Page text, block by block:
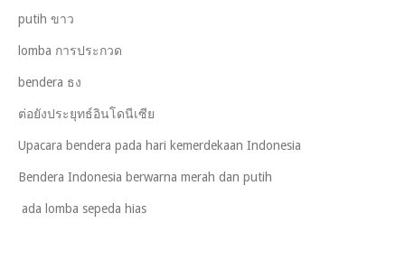
putih ขาว
lomba การประกวด
bendera ธง
ต่อยังประยุทธ์อินโดนีเซีย
Upacara bendera pada hari kemerdekaan Indonesia
Bendera Indonesia berwarna merah dan putih
ada lomba sepeda hias